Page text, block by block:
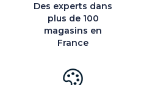
Des experts dans
plus de 100
magasins en
France